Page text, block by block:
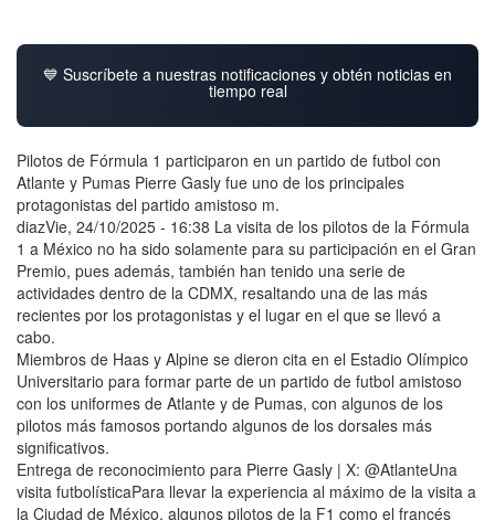
💙 Suscríbete a nuestras notificaciones y obtén noticias en
tiempo real
Pilotos de Fórmula 1 participaron en un partido de futbol con
Atlante y Pumas Pierre Gasly fue uno de los principales
protagonistas del partido amistoso m.
diazVie, 24/10/2025 - 16:38 La visita de los pilotos de la Fórmula
1 a México no ha sido solamente para su participación en el Gran
Premio, pues además, también han tenido una serie de
actividades dentro de la CDMX, resaltando una de las más
recientes por los protagonistas y el lugar en el que se llevó a
cabo.
Miembros de Haas y Alpine se dieron cita en el Estadio Olímpico
Universitario para formar parte de un partido de futbol amistoso
con los uniformes de Atlante y de Pumas, con algunos de los
pilotos más famosos portando algunos de los dorsales más
significativos.
Entrega de reconocimiento para Pierre Gasly | X: @AtlanteUna
visita futbolísticaPara llevar la experiencia al máximo de la visita a
la Ciudad de México, algunos pilotos de la F1 como el francés